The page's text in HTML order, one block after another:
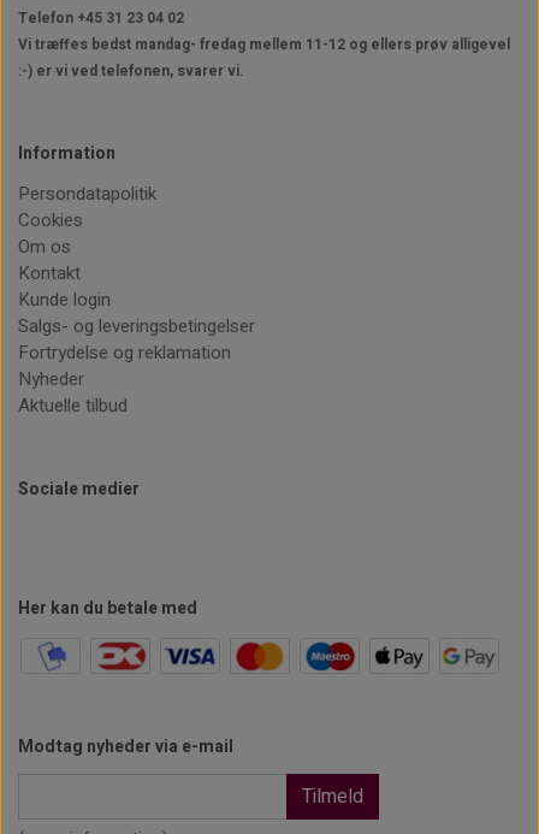
Telefon +45 31 23 04 02
Vi træffes bedst mandag- fredag mellem 11-12 og ellers prøv alligevel
:-) er vi ved telefonen, svarer vi.
Information
Persondatapolitik
Cookies
Om os
Kontakt
Kunde login
Salgs- og leveringsbetingelser
Fortrydelse og reklamation
Nyheder
Aktuelle tilbud
Sociale medier
Her kan du betale med
Modtag nyheder via e-mail
Tilmeld